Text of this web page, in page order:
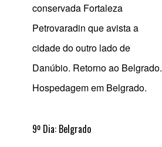
conservada Fortaleza
Petrovaradin que avista a
cidade do outro lado de
Danúbio. Retorno ao Belgrado.
Hospedagem em Belgrado.
9º Dia: Belgrado